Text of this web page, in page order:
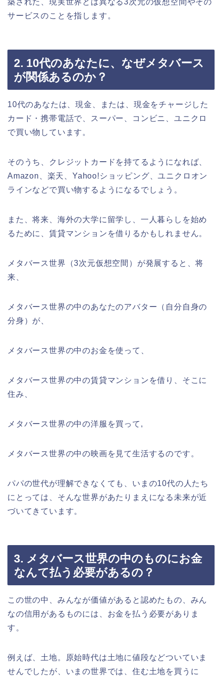
サービスのことを指します。
2. 10代のあなたに、なぜメタバース
が関係あるのか？
10代のあなたは、現金、または、現金をチャージした
カード・携帯電話で、スーパー、コンビニ、ユニクロ
で買い物しています。
そのうち、クレジットカードを持てるようになれば、
Amazon、楽天、Yahoo!ショッピング、ユニクロオン
ラインなどで買い物するようになるでしょう。
また、将来、海外の大学に留学し、一人暮らしを始め
るために、賃貸マンションを借りるかもしれません。
メタバース世界（3次元仮想空間）が発展すると、将
来、
メタバース世界の中のあなたのアバター（自分自身の
分身）が、
メタバース世界の中のお金を使って、
メタバース世界の中の賃貸マンションを借り、そこに
住み、
メタバース世界の中の洋服を買って,
メタバース世界の中の映画を見て生活するのです。
パパの世代が理解できなくても、いまの10代の人たち
にとっては、そんな世界があたりまえになる未来が近
づいてきています。
3. メタバース世界の中のものにお金
なんて払う必要があるの？
この世の中、みんなが価値があると認めたもの、みん
なの信用があるものには、お金を払う必要がありま
す。
例えば、土地。原始時代は土地に値段などついていま
せんでしたが、いまの世界では、住む土地を買うに